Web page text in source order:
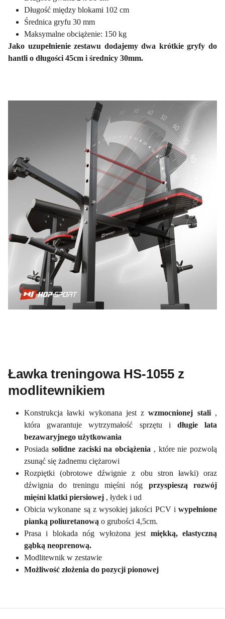
Długość między blokami 102 cm
Średnica gryfu 30 mm
Maksymalne obciążenie: 150 kg
Jako uzupełnienie zestawu dodajemy dwa krótkie gryfy do
hantli o długości 45cm i średnicy 30mm.
Ławka treningowa HS-1055 z
modlitewnikiem
Konstrukcja ławki wykonana jest zwzmocnionej stali ,
która gwarantuje wytrzymałość sprzętu i długie lata
bezawaryjnego użytkowania
Posiada solidne zaciski na obciążenia , które nie pozwolą
zsunąć się żadnemu ciężarowi
Rozpiętki (obrotowe dźwignie z obu stron ławki) oraz
dźwignia do treningu mięśni nóg przyspieszą rozwój
mięśni klatki piersiowej , łydek i ud
Obicia wykonane są z wysokiej jakości PCV i wypełnione
pianką poliuretanową o grubości 4,5cm.
Prasa i blokada nóg wyłożona jest miękką, elastyczną
gąbką neoprenową.
Modlitewnik w zestawie
Możliwość złożenia do pozycji pionowej